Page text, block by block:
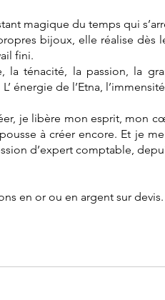
magique du temps qui
bijoux, elle réalise
fini.
la ténacité, la passion, la
énergie de l’Etna,
je libère mon esprit, mon
à créer encore. Et je
d’expert comptable,
en or ou en argent sur devis.